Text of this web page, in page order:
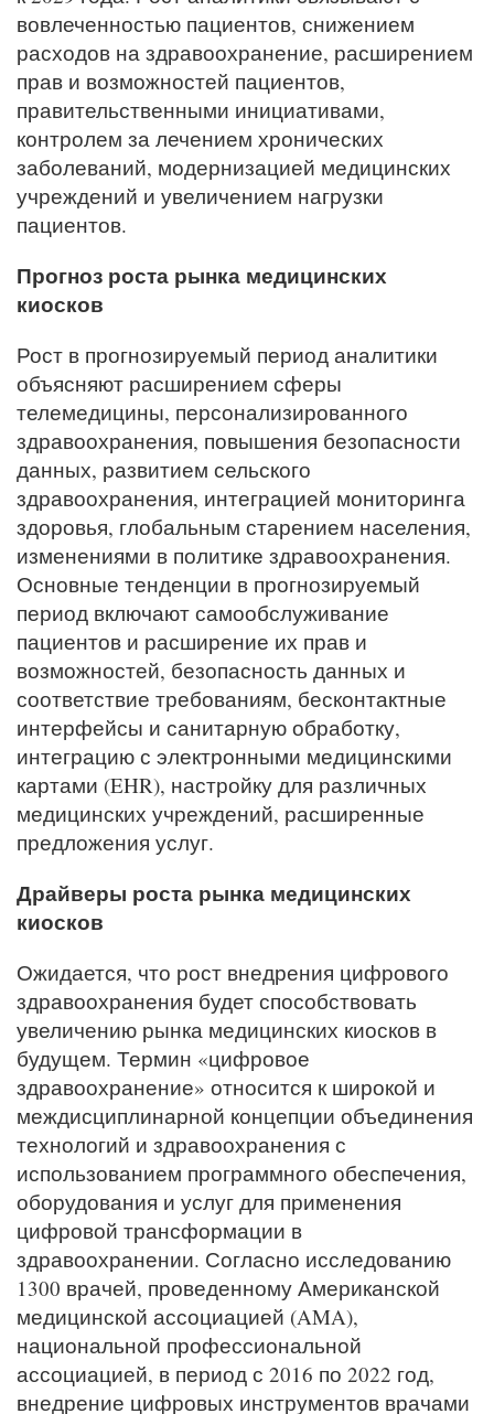
вовлеченностью пациентов, снижением
расходов на здравоохранение, расширением
прав и возможностей пациентов,
правительственными инициативами,
контролем за лечением хронических
заболеваний, модернизацией медицинских
учреждений и увеличением нагрузки
пациентов.
Прогноз роста рынка медицинских
киосков
Рост в прогнозируемый период аналитики
объясняют расширением сферы
телемедицины, персонализированного
здравоохранения, повышения безопасности
данных, развитием сельского
здравоохранения, интеграцией мониторинга
здоровья, глобальным старением населения,
изменениями в политике здравоохранения.
Основные тенденции в прогнозируемый
период включают самообслуживание
пациентов и расширение их прав и
возможностей, безопасность данных и
соответствие требованиям, бесконтактные
интерфейсы и санитарную обработку,
интеграцию с электронными медицинскими
картами (EHR), настройку для различных
медицинских учреждений, расширенные
предложения услуг.
Драйверы роста рынка медицинских
киосков
Ожидается, что рост внедрения цифрового
здравоохранения будет способствовать
увеличению рынка медицинских киосков в
будущем. Термин «цифровое
здравоохранение» относится к широкой и
междисциплинарной концепции объединения
технологий и здравоохранения с
использованием программного обеспечения,
оборудования и услуг для применения
цифровой трансформации в
здравоохранении. Согласно исследованию
1300 врачей, проведенному Американской
медицинской ассоциацией (AMA),
национальной профессиональной
ассоциацией, в период с 2016 по 2022 год,
внедрение цифровых инструментов врачами